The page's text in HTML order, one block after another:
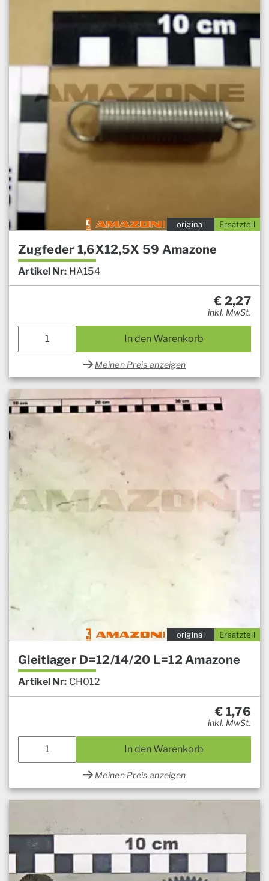
Ersatzteil
original
Zugfeder 1,6X12,5X 59 Amazone
Artikel Nr: HA154
€ 2,27
inkl. MwSt.
In den Warenkorb
Meinen Preis anzeigen
Ersatzteil
original
Gleitlager D=12/14/20 L=12 Amazone
Artikel Nr: CH012
€ 1,76
inkl. MwSt.
In den Warenkorb
Meinen Preis anzeigen